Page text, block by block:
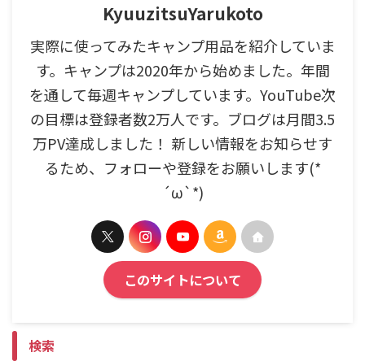
KyuuzitsuYarukoto
実際に使ってみたキャンプ用品を紹介していま
す。キャンプは2020年から始めました。年間
を通して毎週キャンプしています。YouTube次
の目標は登録者数2万人です。ブログは月間3.5
万PV達成しました！ 新しい情報をお知らせす
るため、フォローや登録をお願いします(*
´ω`*)
このサイトについて
検索